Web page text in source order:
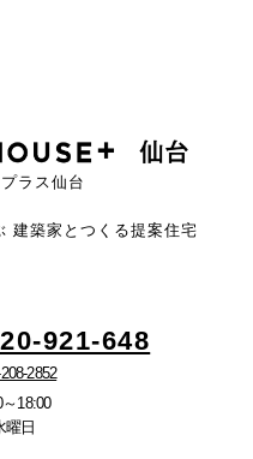
ラス仙台
建築家とつくる提案住宅
921-648
2852
～18:00
曜日